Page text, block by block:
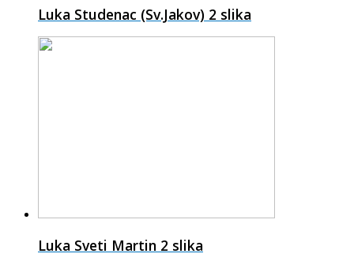
Luka Studenac (Sv.Jakov) 2 slika
Luka Sveti Martin 2 slika